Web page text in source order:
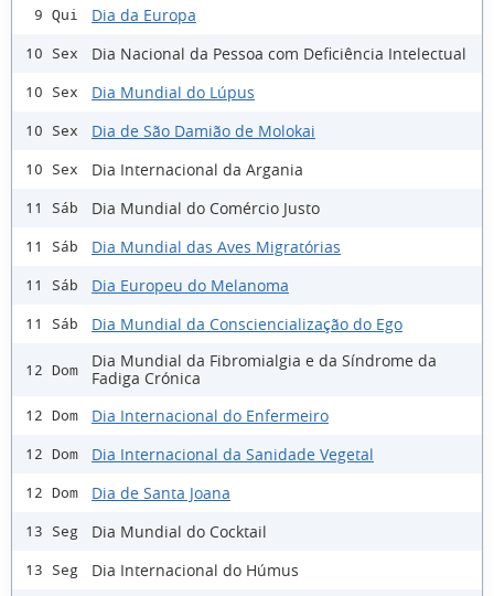
9 Qui Dia da Europa
10 Sex Dia Nacional da Pessoa com Deficiência Intelectual
10 Sex Dia Mundial do Lúpus
10 Sex Dia de São Damião de Molokai
10 Sex Dia Internacional da Argania
11 Sáb Dia Mundial do Comércio Justo
11 Sáb Dia Mundial das Aves Migratórias
11 Sáb Dia Europeu do Melanoma
11 Sáb Dia Mundial da Consciencialização do Ego
12 Dom
Dia Mundial da Fibromialgia e da Síndrome da
Fadiga Crónica
12 Dom Dia Internacional do Enfermeiro
12 Dom Dia Internacional da Sanidade Vegetal
12 Dom Dia de Santa Joana
13 Seg Dia Mundial do Cocktail
13 Seg Dia Internacional do Húmus